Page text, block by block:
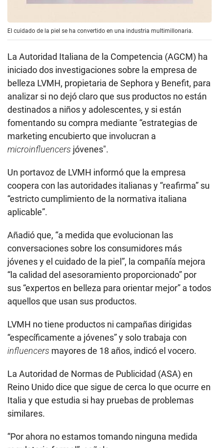
El cuidado de la piel se ha convertido en una industria multimillonaria.
La Autoridad Italiana de la Competencia (AGCM) ha
iniciado dos investigaciones sobre la empresa de
belleza LVMH, propietaria de Sephora y Benefit, para
analizar si no dejó claro que sus productos no están
destinados a niños y adolescentes, y si están
fomentando su compra mediante “estrategias de
marketing encubierto que involucran a
microinfluencers jóvenes".
Un portavoz de LVMH informó que la empresa
coopera con las autoridades italianas y “reafirma” su
“estricto cumplimiento de la normativa italiana
aplicable”.
Añadió que, “a medida que evolucionan las
conversaciones sobre los consumidores más
jóvenes y el cuidado de la piel”, la compañía mejora
“la calidad del asesoramiento proporcionado” por
sus “expertos en belleza para orientar mejor” a todos
aquellos que usan sus productos.
LVMH no tiene productos ni campañas dirigidas
“específicamente a jóvenes” y solo trabaja con
influencers mayores de 18 años, indicó el vocero.
La Autoridad de Normas de Publicidad (ASA) en
Reino Unido dice que sigue de cerca lo que ocurre en
Italia y que estudia si hay pruebas de problemas
similares.
“Por ahora no estamos tomando ninguna medida